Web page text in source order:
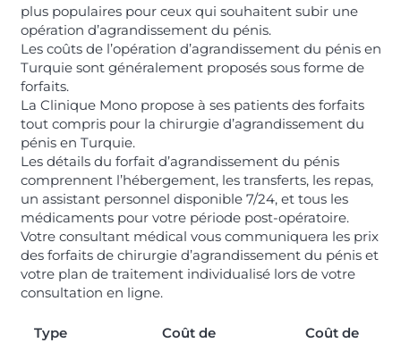
plus populaires pour ceux qui souhaitent subir une
opération d’agrandissement du pénis.
Les coûts de l’opération d’agrandissement du pénis en
Turquie sont généralement proposés sous forme de
forfaits.
La Clinique Mono propose à ses patients des forfaits
tout compris pour la chirurgie d’agrandissement du
pénis en Turquie.
Les détails du forfait d’agrandissement du pénis
comprennent l’hébergement, les transferts, les repas,
un assistant personnel disponible 7/24, et tous les
médicaments pour votre période post-opératoire.
Votre consultant médical vous communiquera les prix
des forfaits de chirurgie d’agrandissement du pénis et
votre plan de traitement individualisé lors de votre
consultation en ligne.
Type Coût de Coût de